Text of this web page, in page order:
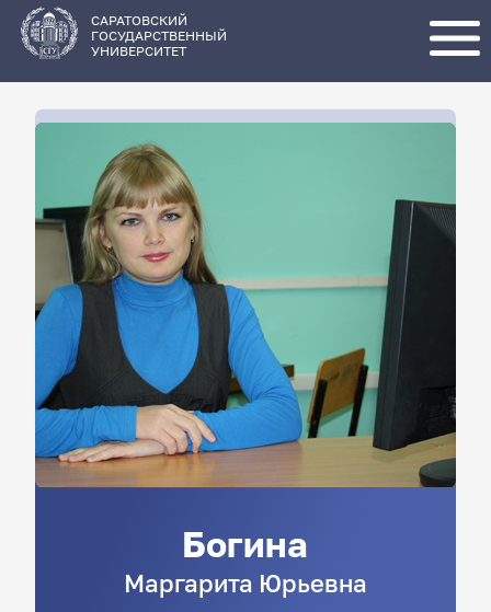
основному
содержанию
САРАТОВСКИЙ
ГОСУДАРСТВЕННЫЙ
УНИВЕРСИТЕТ
Богина
Маргарита Юрьевна